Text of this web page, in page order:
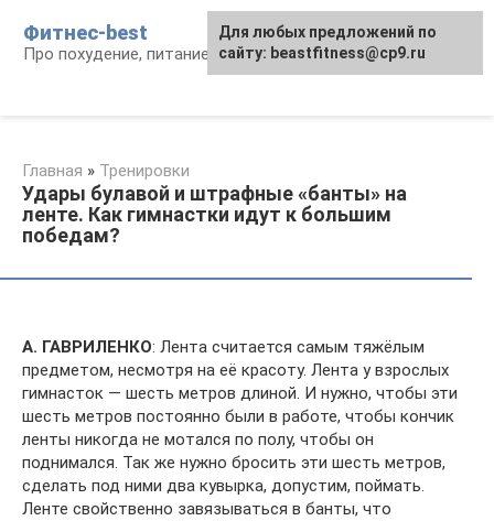
контенту
Фитнес-best
Про похудение, питание и фитнес
Главная » Тренировки
Удары булавой и штрафные «банты» на
ленте. Как гимнастки идут к большим
победам?
А. ГАВРИЛЕНКО: Лента считается самым тяжёлым
предметом, несмотря на её красоту. Лента у взрослых
гимнасток — шесть метров длиной. И нужно, чтобы эти
шесть метров постоянно были в работе, чтобы кончик
ленты никогда не мотался по полу, чтобы он
поднимался. Так же нужно бросить эти шесть метров,
сделать под ними два кувырка, допустим, поймать.
Ленте свойственно завязываться в банты, что
Для любых предложений по
сайту: beastfitness@cp9.ru